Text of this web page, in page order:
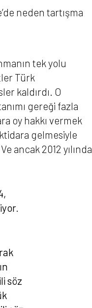
neden tartışma
tek yolu
Türk
kaldırdı. O
gereği fazla
oy hakkı vermek
gelmesiyle
ancak 2012 yılında
söz